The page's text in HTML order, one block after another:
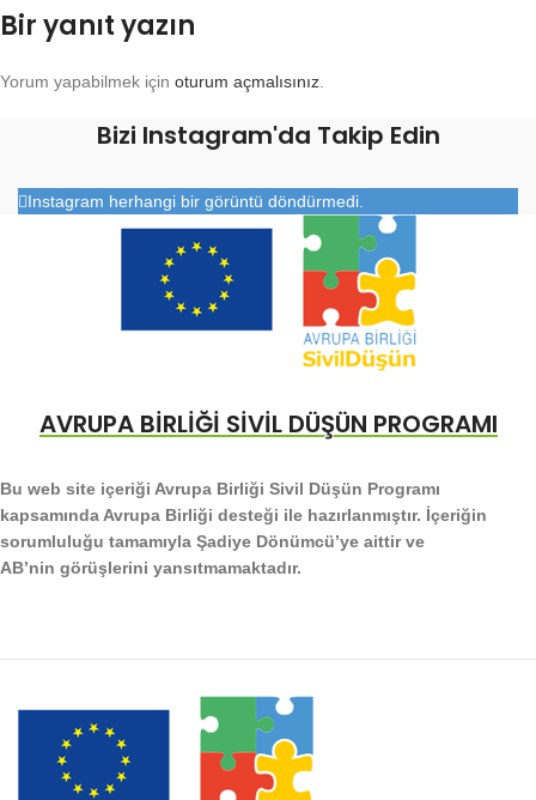
Bir yanıt yazın
Yorum yapabilmek için oturum açmalısınız
Bizi Instagram'da Takip Edin
Instagram herhangi bir görüntü döndürmedi.
AVRUPA BİRLİĞİ SİVİL DÜŞÜN PROGRAMI
Bu web site içeriği Avrupa Birliği Sivil Düşün Programı
kapsamında Avrupa Birliği desteği ile hazırlanmıştır. İçeriğin
sorumluluğu tamamıyla Şadiye Dönümcü’ye aittir ve
AB’nin görüşlerini yansıtmamaktadır.